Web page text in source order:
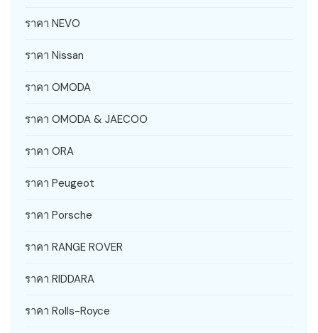
ราคา NEVO
ราคา Nissan
ราคา OMODA
ราคา OMODA & JAECOO
ราคา ORA
ราคา Peugeot
ราคา Porsche
ราคา RANGE ROVER
ราคา RIDDARA
ราคา Rolls-Royce